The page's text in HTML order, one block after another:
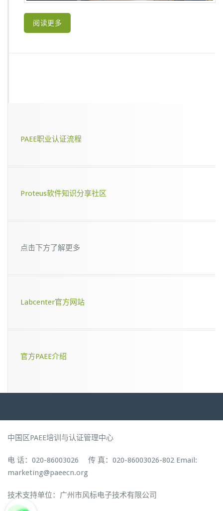
阅读更多
PAEE职业认证流程
Proteus软件知识分享社区
点击下方了解更多
Labcenter官方网站
官方PAEE介绍
中国区PAEE培训与认证管理中心
电 话：020-86003026 传 真：020-86003026-802 Email:
marketing@paeecn.org
技术支持单位：广州市风标电子技术有限公司